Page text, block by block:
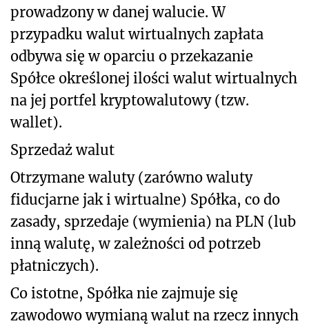
prowadzony w danej walucie. W
przypadku walut wirtualnych zapłata
odbywa się w oparciu o przekazanie
Spółce określonej ilości walut wirtualnych
na jej portfel kryptowalutowy (tzw.
wallet).
Sprzedaż walut
Otrzymane waluty (zarówno waluty
fiducjarne jak i wirtualne) Spółka, co do
zasady, sprzedaje (wymienia) na PLN (lub
inną walutę, w zależności od potrzeb
płatniczych).
Co istotne, Spółka nie zajmuje się
zawodowo wymianą walut na rzecz innych